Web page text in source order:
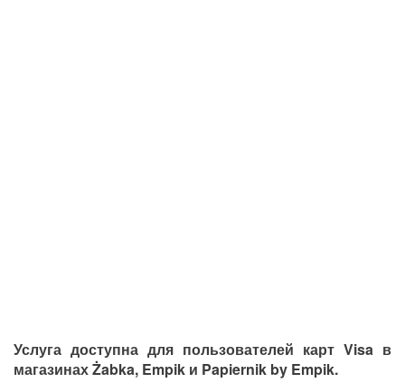
Услуга доступна для пользователей карт Visa в
магазинах Żabka, Empik и Papiernik by Empik.